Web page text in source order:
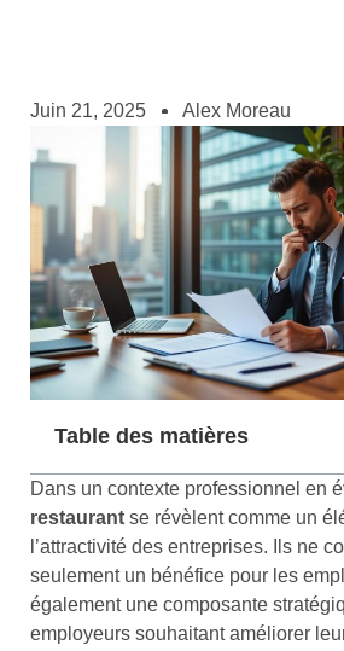
Juin 21, 2025 Alex Moreau
Table des matières
Dans un contexte professionnel en
restaurant se révèlent comme un
l’attractivité des entreprises. Ils ne
seulement un bénéfice pour les
également une composante
employeurs souhaitant améliorer